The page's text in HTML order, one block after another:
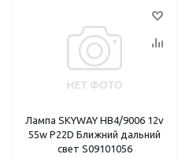
Лампа SKYWAY HB4/9006 12v
55w P22D Ближний дальний
свет S09101056